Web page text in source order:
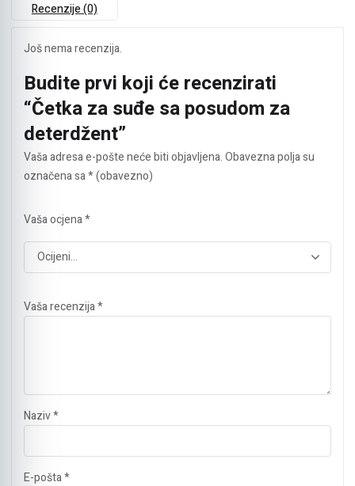
Recenzije (0)
Još nema recenzija.
Budite prvi koji će recenzirati
“Četka za suđe sa posudom za
deterdžent”
Vaša adresa e-pošte neće biti objavljena.Obavezna polja su
označena sa* (obavezno)
Vaša ocjena*
Vaša recenzija*
Naziv*
E-pošta*